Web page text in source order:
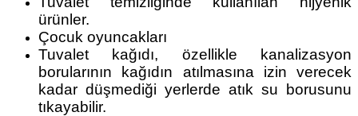
ürünler.
Çocuk oyuncakları
Tuvalet kağıdı, özellikle kanalizasyon
borularının kağıdın atılmasına izin verecek
kadar düşmediği yerlerde atık su borusunu
tıkayabilir.